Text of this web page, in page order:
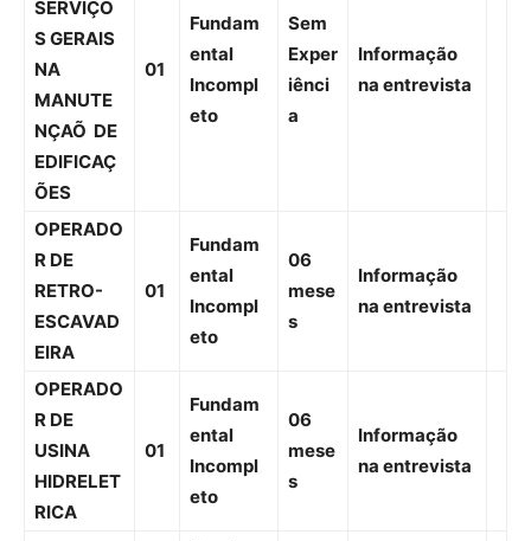
SERVIÇO
S GERAIS
NA
MANUTE
NÇAÕ DE
EDIFICAÇ
ÕES
01
Fundam
ental
Incompl
eto
Sem
Exper
iênci
a
Informação
na entrevista
OPERADO
R DE
RETRO-
ESCAVAD
EIRA
01
Fundam
ental
Incompl
eto
06
mese
s
Informação
na entrevista
OPERADO
R DE
USINA
HIDRELET
RICA
01
Fundam
ental
Incompl
eto
06
mese
s
Informação
na entrevista